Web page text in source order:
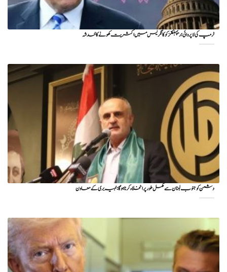
ٹرمپ کی لا پروائی؛ ریپبلکنز کو کانگریس میں اکثریت کھونے کا خدشہ
دشمن کو جنوب لبنان سے مکمل طور پر انخلاء کرنا ہوگا: نبیہ بری کے معاون